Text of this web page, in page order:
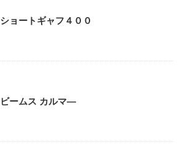
ショートギャフ４００
ビームス カルマ―